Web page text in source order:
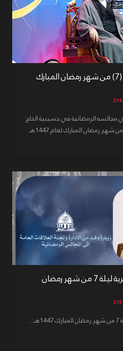
السيد محمد الهاشمي ليلة (7) من شهر رمضان المبارك
الرمضانية في حسينية الحاج
أحمد بن خميس في الليلة السابعة من شهر رمضان المبارك لعام 1447هـ
زيارة المجالس القرآنية في القرية ليلة 7 من شهر رمضان